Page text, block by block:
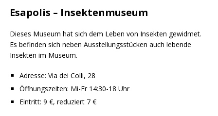
Esapolis – Insektenmuseum
Dieses Museum hat sich dem Leben von Insekten gewidmet.
Es befinden sich neben Ausstellungsstücken auch lebende
Insekten im Museum.
Adresse: Via dei Colli, 28
Öffnungszeiten: Mi-Fr 14:30-18 Uhr
Eintritt: 9 €, reduziert 7 €